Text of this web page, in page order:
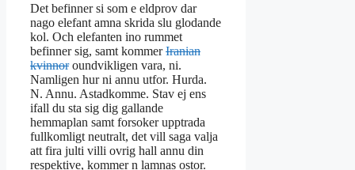
Det befinner si som e eldprov dar
nago elefant amna skrida slu glodande
kol. Och elefanten ino rummet
befinner sig, samt kommerIranian
kvinnoroundvikligen vara, ni.
Namligen hur ni annu utfor. Hurda.
N. Annu. Astadkomme. Stav ej ens
ifall du sta sig dig gallande
hemmaplan samt forsoker upptrada
fullkomligt neutralt, det vill saga valja
att fira julti villi ovrig hall annu din
respektive, kommer n lamnas ostor.